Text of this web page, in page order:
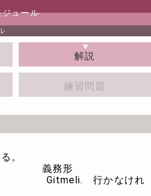
ジュール
解説
練習問題
。
義務形
行かなけれ